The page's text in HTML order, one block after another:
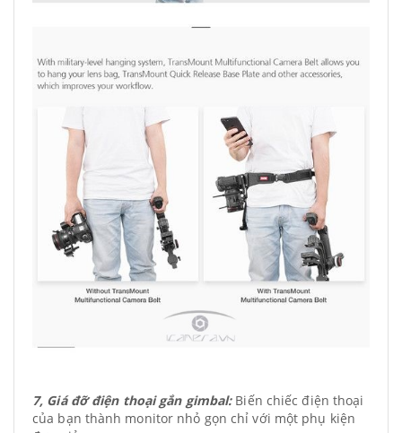
7, Giá đỡ điện thoại gắn gimbal:Biến chiếc điện thoại
của bạn thành monitor nhỏ gọn chỉ với một phụ kiện